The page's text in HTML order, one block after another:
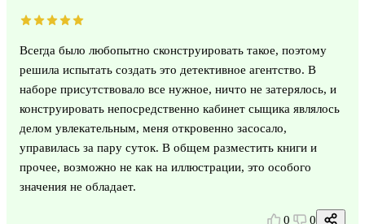
Всегда было любопытно сконструировать такое, поэтому
решила испытать создать это детективное агентство. В
наборе присутствовало все нужное, ничто не затерялось, и
конструировать непосредственно кабинет сыщика являлось
делом увлекательным, меня откровенно засосало,
управилась за пару суток. В общем разместить книги и
прочее, возможно не как на иллюстрации, это особого
значения не обладает.
0 0